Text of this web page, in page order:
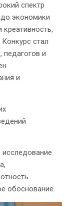
спектр
до экономики
стал
и
и
исследование
обоснование.